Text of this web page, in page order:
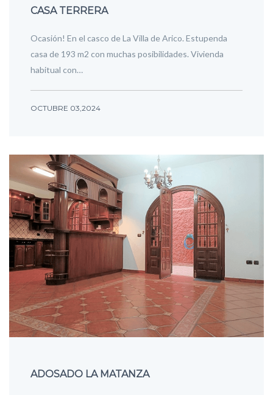
CASA TERRERA
Ocasión! En el casco de La Villa de Arico. Estupenda
casa de 193 m2 con muchas posibilidades. Vivienda
habitual con…
OCTUBRE 03,2024
ADOSADO LA MATANZA